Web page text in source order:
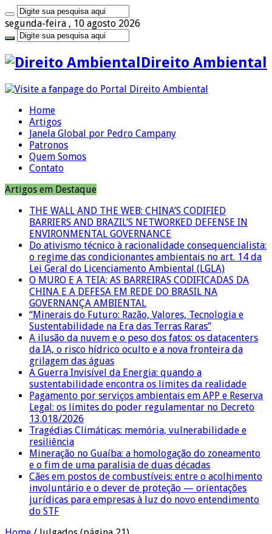
segunda-feira , 10 agosto 2026
Direito Ambiental
Home
Artigos
Janela Global por Pedro Campany
Patronos
Quem Somos
Contato
Artigos em Destaque
THE WALL AND THE WEB: CHINA’S CODIFIED
BARRIERS AND BRAZIL’S NETWORKED DEFENSE IN
ENVIRONMENTAL GOVERNANCE
Do ativismo técnico à racionalidade consequencialista:
o regime das condicionantes ambientais no art. 14 da
Lei Geral do Licenciamento Ambiental (LGLA)
O MURO E A TEIA: AS BARREIRAS CODIFICADAS DA
CHINA E A DEFESA EM REDE DO BRASIL NA
GOVERNANÇA AMBIENTAL
“Minerais do Futuro: Razão, Valores, Tecnologia e
Sustentabilidade na Era das Terras Raras”
A ilusão da nuvem e o peso dos fatos: os datacenters
da IA, o risco hídrico oculto e a nova fronteira da
grilagem das águas
A Guerra Invisível da Energia: quando a
sustentabilidade encontra os limites da realidade
Pagamento por serviços ambientais em APP e Reserva
Legal: os limites do poder regulamentar no Decreto
13.018/2026
Tragédias Climáticas: memória, vulnerabilidade e
resiliência
Mineração no Guaíba: a homologação do zoneamento
e o fim de uma paralisia de duas décadas
Cães em postos de combustíveis: entre o acolhimento
involuntário e o dever de proteção — orientações
jurídicas para empresas à luz do novo entendimento
do STF